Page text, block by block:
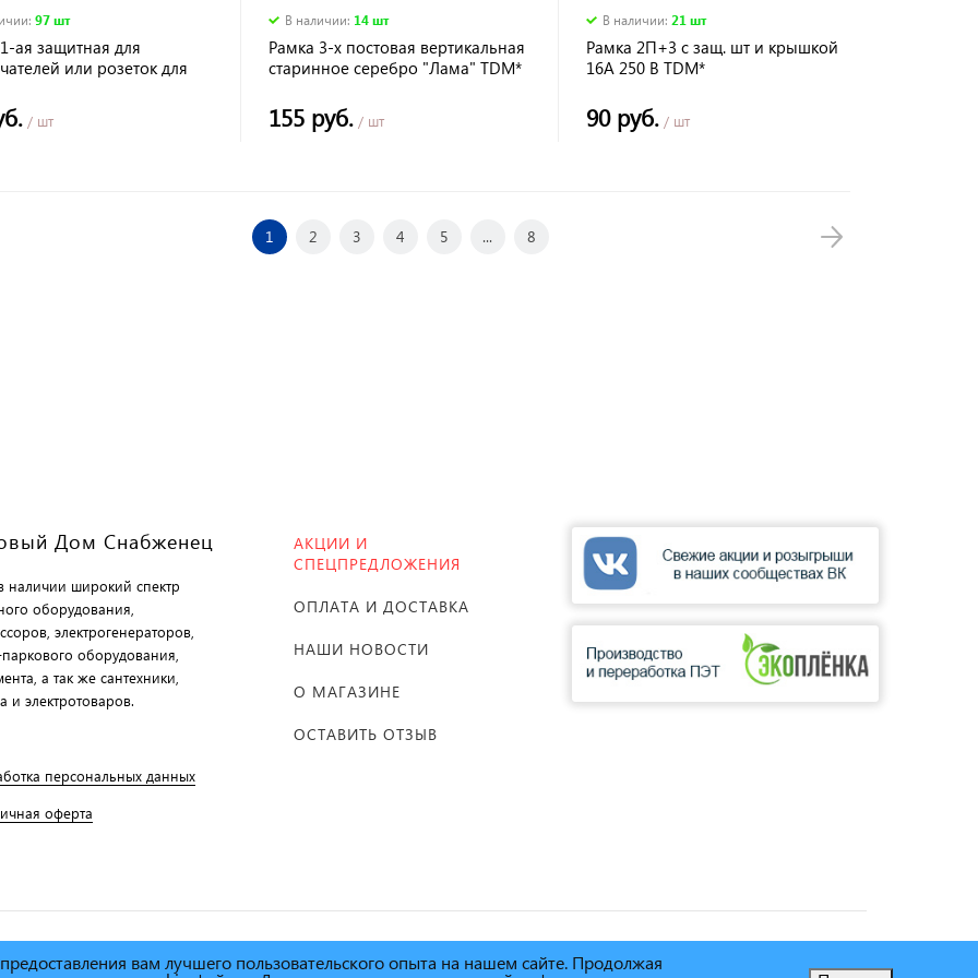
: 97 шт
ая защитная для
или розеток для
/ шт
В наличии: 14 шт
Рамка 3-х постовая вертикальная
старинное серебро "Лама" TDM*
155 руб./ шт
В наличии:21 шт
Рамка 2П+3 c защ. шт и крышкой
16А 250 В TDM*
90 руб. / шт
1 2 3 4 5 ... 8
Дом Снабженец
наличии широкий спектр
оборудования,
электрогенераторов,
оборудования,
а так же сантехники,
и электротоваров.
персональных данных
оферта
АКЦИИ И
СПЕЦПРЕДЛОЖЕНИЯ
ОПЛАТА И ДОСТАВКА
НАШИ НОВОСТИ
О МАГАЗИНЕ
ОСТАВИТЬ ОТЗЫВ
дом Снабженец" 1995г. -
вам лучшего пользовательского опыта на нашем сайте. Продолжая